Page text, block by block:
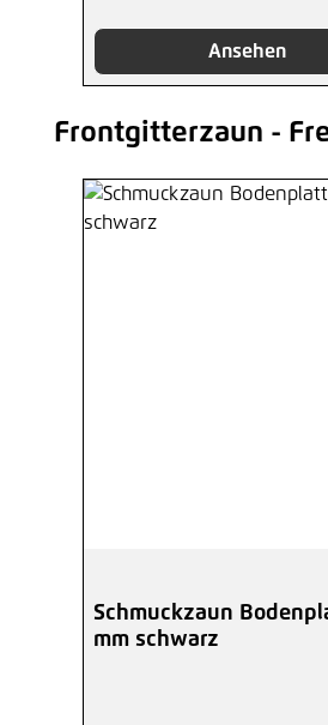
Ansehen
Produktgalerie überspringen
Frontgitterzaun -
Schmuckzaun
mm schwarz